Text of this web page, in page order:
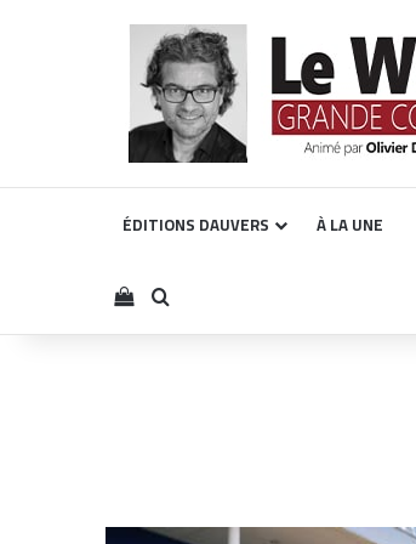
ÉDITIONS DAUVERS À LA UNE
Voir votre panier
Rechercher